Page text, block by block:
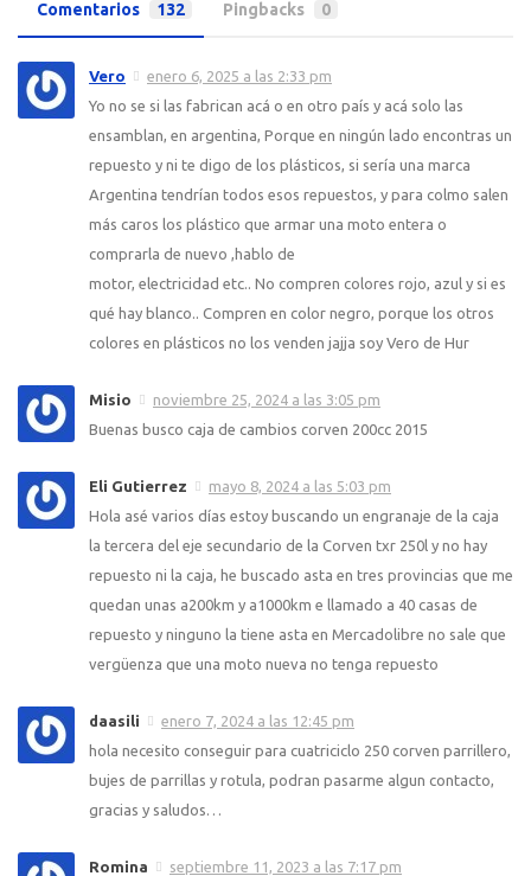
Comentarios 132 Pingbacks 0
Vero
enero 6, 2025 a las 2:33 pm
Yo no se si las fabrican acá o en otro país y acá solo las
ensamblan, en argentina, Porque en ningún lado encontras un
repuesto y ni te digo de los plásticos, si sería una marca
Argentina tendrían todos esos repuestos, y para colmo salen
más caros los plástico que armar una moto entera o
comprarla de nuevo ,hablo de
motor, electricidad etc.. No compren colores rojo, azul y si es
qué hay blanco.. Compren en color negro, porque los otros
colores en plásticos no los venden jajja soy Vero de Hur
Misio
noviembre 25, 2024 a las 3:05 pm
Buenas busco caja de cambios corven 200cc 2015
Eli Gutierrez
mayo 8, 2024 a las 5:03 pm
Hola asé varios días estoy buscando un engranaje de la caja
la tercera del eje secundario de la Corven txr 250l y no hay
repuesto ni la caja, he buscado asta en tres provincias que me
quedan unas a200km y a1000km e llamado a 40 casas de
repuesto y ninguno la tiene asta en Mercadolibre no sale que
vergüenza que una moto nueva no tenga repuesto
daasili
enero 7, 2024 a las 12:45 pm
hola necesito conseguir para cuatriciclo 250 corven parrillero,
bujes de parrillas y rotula, podran pasarme algun contacto,
gracias y saludos…
Romina
septiembre 11, 2023 a las 7:17 pm